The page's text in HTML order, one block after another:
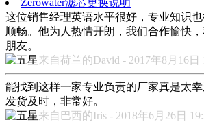
这位销售经理英语水平很好，专业知识
顺畅。他为人热情开朗，我们合作愉快
朋友。
来自荷兰的David - 2017年8月16日
能找到这样一家专业负责的厂家真是太幸
发货及时，非常好。
来自巴西的Iris - 2018年6月26日